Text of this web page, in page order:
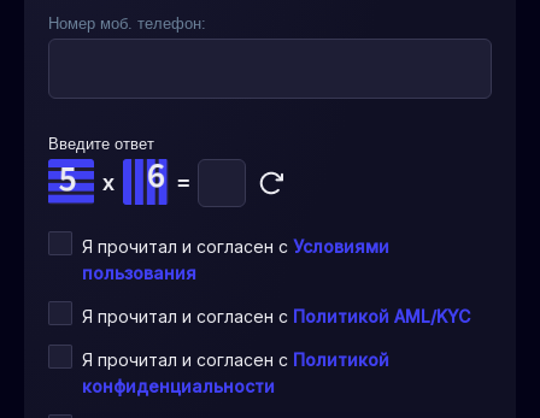
Номер моб. телефон:
Введите ответ
x =
Я прочитал и согласен с Условиями
пользования
Я прочитал и согласен с Политикой AML/KYC
Я прочитал и согласен с Политикой
конфиденциальности